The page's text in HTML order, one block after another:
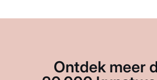
Ontdek meer